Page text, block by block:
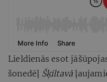
Lieldienās esot
šonedēļ Šķiltavā